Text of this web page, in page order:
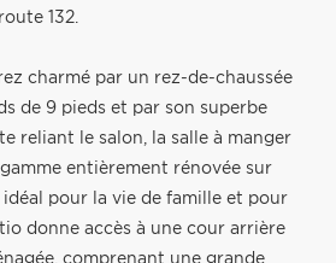
132.
charmé par un rez-de-chaussée
de 9 pieds et par son superbe
reliant le salon, la salle à manger
entièrement rénovée sur
idéal pour la vie de famille et pour
donne accès à une cour arrière
comprenant une grande